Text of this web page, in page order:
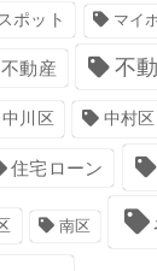
ポット マイ
不動産 不
中川区 中村区
住宅ローン
南区